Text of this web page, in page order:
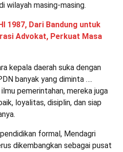
wilayah masing-masing.
1987, Dari Bandung untuk
Advokat, Perkuat Masa
kepala daerah suka dengan
banyak yang diminta ….
pemerintahan, mereka juga
loyalitas, disiplin, dan siap
formal, Mendagri
dikembangkan sebagai pusat